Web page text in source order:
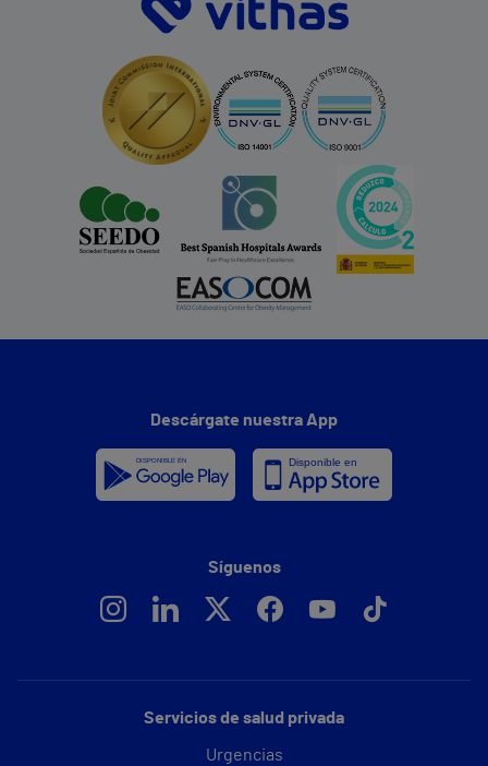
Servicios de salud privada
Urgencias
Descárgate nuestra App
Síguenos